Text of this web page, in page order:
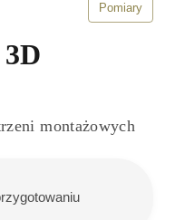
Pomiary
montażowych